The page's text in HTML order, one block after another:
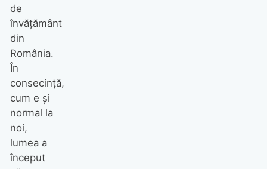
de
învăţământ
din
România.
În
consecinţă,
cum e şi
normal la
noi,
lumea a
început